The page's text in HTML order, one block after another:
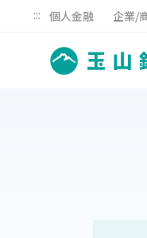
::: 個人金融 企業/